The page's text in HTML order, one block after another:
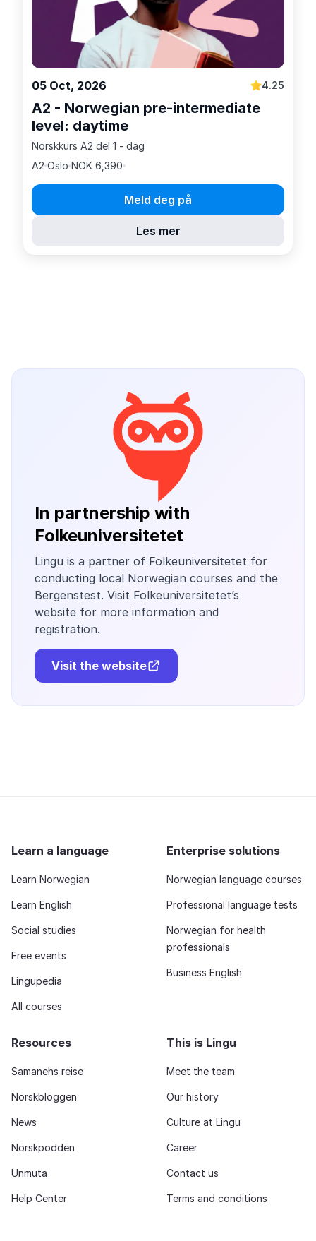
05 Oct, 2026 4.25
A2 - Norwegian pre-intermediate
level: daytime
Norskkurs A2 del 1 - dag
A2 Oslo NOK 6,390
Meld deg på
Les mer
In partnership with
Folkeuniversitetet
Lingu is a partner of Folkeuniversitetet for
conducting local Norwegian courses and the
Bergenstest. Visit Folkeuniversitetet’s
website for more information and
registration.
Visit the website
Learn a language
Learn Norwegian
Learn English
Social studies
Free events
Lingupedia
All courses
Enterprise solutions
Norwegian language courses
Professional language tests
Norwegian for health
professionals
Business English
Resources
Samanehs reise
Norskbloggen
News
Norskpodden
Unmuta
Help Center
This is Lingu
Meet the team
Our history
Culture at Lingu
Career
Contact us
Terms and conditions